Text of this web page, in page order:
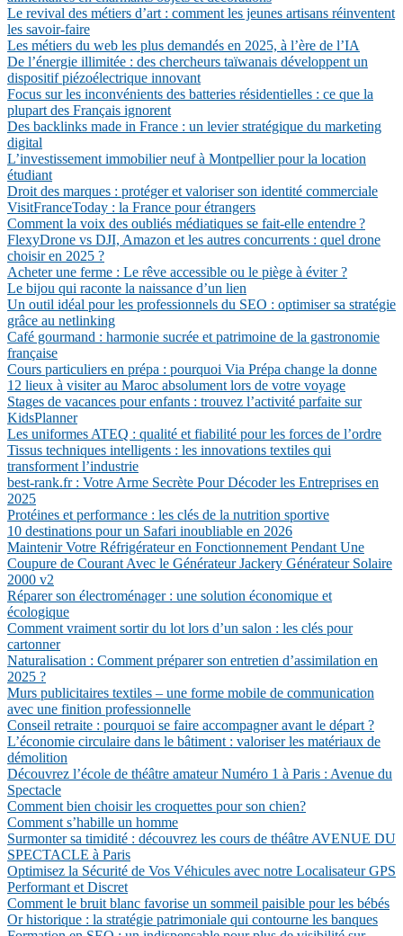
Le revival des métiers d’art : comment les jeunes artisans réinventent
les savoir-faire
Les métiers du web les plus demandés en 2025, à l’ère de l’IA
De l’énergie illimitée : des chercheurs taïwanais développent un
dispositif piézoélectrique innovant
Focus sur les inconvénients des batteries résidentielles : ce que la
plupart des Français ignorent
Des backlinks made in France : un levier stratégique du marketing
digital
L’investissement immobilier neuf à Montpellier pour la location
étudiant
Droit des marques : protéger et valoriser son identité commerciale
VisitFranceToday : la France pour étrangers
Comment la voix des oubliés médiatiques se fait-elle entendre ?
FlexyDrone vs DJI, Amazon et les autres concurrents : quel drone
choisir en 2025 ?
Acheter une ferme : Le rêve accessible ou le piège à éviter ?
Le bijou qui raconte la naissance d’un lien
Un outil idéal pour les professionnels du SEO : optimiser sa stratégie
grâce au netlinking
Café gourmand : harmonie sucrée et patrimoine de la gastronomie
française
Cours particuliers en prépa : pourquoi Via Prépa change la donne
12 lieux à visiter au Maroc absolument lors de votre voyage
Stages de vacances pour enfants : trouvez l’activité parfaite sur
KidsPlanner
Les uniformes ATEQ : qualité et fiabilité pour les forces de l’ordre
Tissus techniques intelligents : les innovations textiles qui
transforment l’industrie
best-rank.fr : Votre Arme Secrète Pour Décoder les Entreprises en
2025
Protéines et performance : les clés de la nutrition sportive
10 destinations pour un Safari inoubliable en 2026
Maintenir Votre Réfrigérateur en Fonctionnement Pendant Une
Coupure de Courant Avec le Générateur Jackery Générateur Solaire
2000 v2
Réparer son électroménager : une solution économique et
écologique
Comment vraiment sortir du lot lors d’un salon : les clés pour
cartonner
Naturalisation : Comment préparer son entretien d’assimilation en
2025 ?
Murs publicitaires textiles – une forme mobile de communication
avec une finition professionnelle
Conseil retraite : pourquoi se faire accompagner avant le départ ?
L’économie circulaire dans le bâtiment : valoriser les matériaux de
démolition
Découvrez l’école de théâtre amateur Numéro 1 à Paris : Avenue du
Spectacle
Comment bien choisir les croquettes pour son chien?
Comment s’habille un homme
Surmonter sa timidité : découvrez les cours de théâtre AVENUE DU
SPECTACLE à Paris
Optimisez la Sécurité de Vos Véhicules avec notre Localisateur GPS
Performant et Discret
Comment le bruit blanc favorise un sommeil paisible pour les bébés
Or historique : la stratégie patrimoniale qui contourne les banques